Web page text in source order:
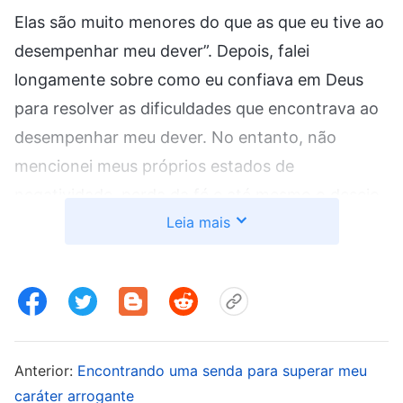
Elas são muito menores do que as que eu tive ao
desempenhar meu dever”. Depois, falei
longamente sobre como eu confiava em Deus
para resolver as dificuldades que encontrava ao
desempenhar meu dever. No entanto, não
mencionei meus próprios estados de
de desistir durante esse processo. Depois da
mesma e me exibir? Mas pensando bem:
“Também falei sobre como eu confiei em Deus
para resolver problemas e dificuldades. Isso não
conta como exibição”. Especialmente quando via
Leia mais
Anterior: Encontrando uma senda para superar meu
caráter arrogante